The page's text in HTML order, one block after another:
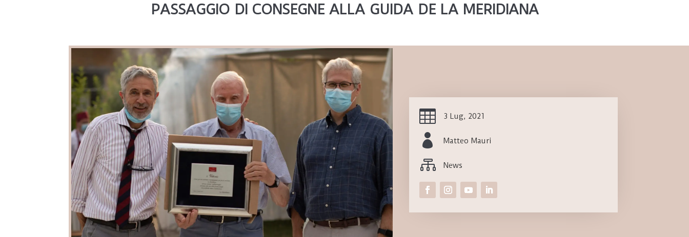
PASSAGGIO DI CONSEGNE ALLA GUIDA DE LA MERIDIANA
 3 Lug, 2021
 Matteo Mauri
 News